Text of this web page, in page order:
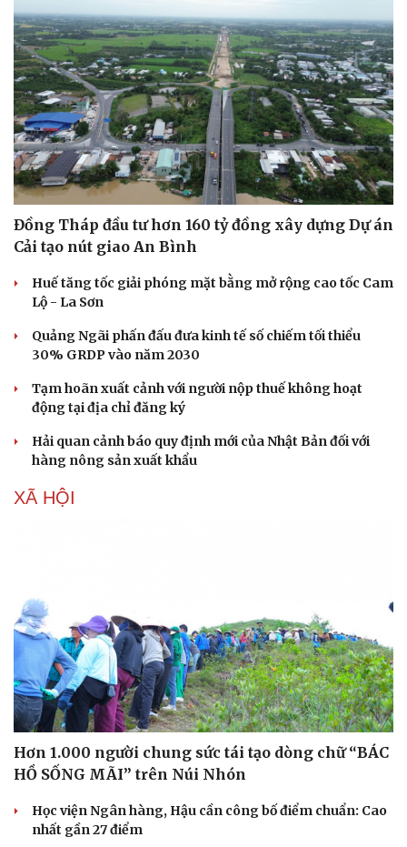
Du lịch
Tư vấn
Săn Tour
Câu chuyện thời sự
Kể chuyện cho bé
Những hương vị đưa TP.HCM thành thiên đường ẩm
thực đường phố hàng đầu thế giới
Nối đà tăng trưởng, du lịch Vĩnh Long hấp dẫn khách
quốc tế
Công nghiệp giải trí "chắp cánh" cho điểm đến du lịch
Gia Lai
KINH TẾ
Đồng Tháp đầu tư hơn 160 tỷ đồng xây dựng Dự án
Cải tạo nút giao An Bình
Huế tăng tốc giải phóng mặt bằng mở rộng cao tốc Cam
Lộ - La Sơn
Tạm hoãn xuất cảnh với người nộp thuế không hoạt
động tại địa chỉ đăng ký
Hải quan cảnh báo quy định mới của Nhật Bản đối với
hàng nông sản xuất khẩu
XÃ HỘI